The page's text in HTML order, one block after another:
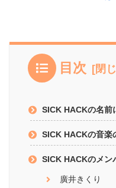
目次
SICK HACKの名前
SICK HACKの音楽
SICK HACKのメン
廣井きくり